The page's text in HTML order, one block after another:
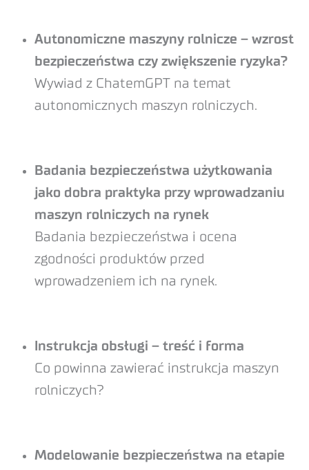
Autonomiczne maszyny rolnicze – wzrost
bezpieczeństwa czy zwiększenie ryzyka?
Wywiad z ChatemGPT na temat
autonomicznych maszyn rolniczych.
Badania bezpieczeństwa użytkowania
jako dobra praktyka przy wprowadzaniu
maszyn rolniczych na rynek
Badania bezpieczeństwa i ocena
zgodności produktów przed
wprowadzeniem ich na rynek.
Instrukcja obsługi – treść i forma
Co powinna zawierać instrukcja maszyn
rolniczych?
Modelowanie bezpieczeństwa na etapie